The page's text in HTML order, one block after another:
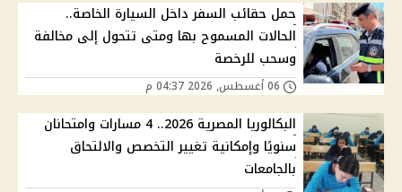
حمل حقائب السفر داخل السيارة الخاصة..
الحالات المسموح بها ومتى تتحول إلى مخالفة
وسحب للرخصة
البكالوريا المصرية 2026.. 4 مسارات وامتحانان
سنويًا وإمكانية تغيير التخصص والالتحاق
بالجامعات